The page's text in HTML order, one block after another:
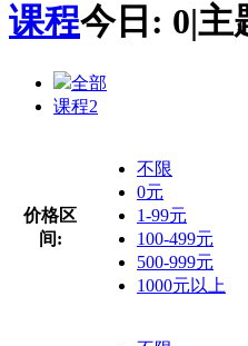
课程今日: 0|主
全部
课程2
价格区
间:
不限
0元
1-99元
100-499元
500-999元
1000元以上